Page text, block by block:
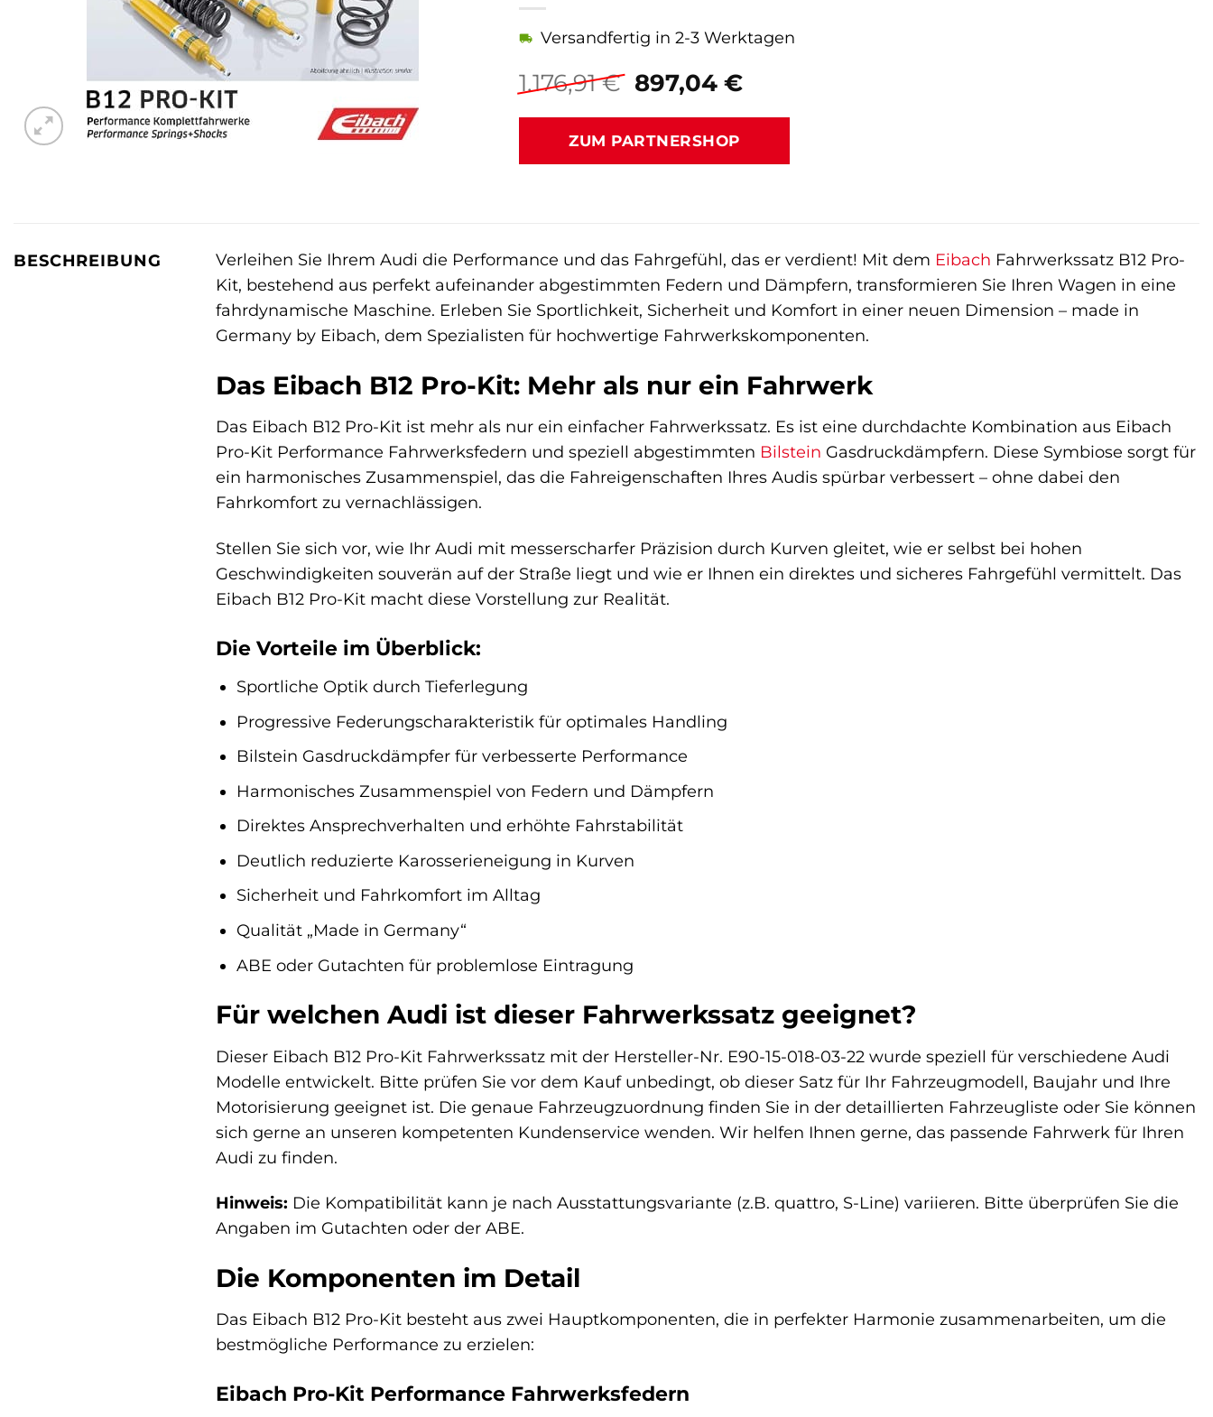
1.176,91€ Ursprünglicher
war:
1.176,91 €
897,04 €Aktueller
Versandfertig in 2-3 Werktagen
ZUM PARTNERSHOP
BESCHREIBUNG Verleihen Sie Ihrem Audi die Performance und das Fahrgefühl, das er verdient! Mit dem Eibach Fahrwerkssatz B12 Pro-
Kit, bestehend aus perfekt aufeinander abgestimmten Federn und Dämpfern, transformieren Sie Ihren Wagen in eine
fahrdynamische Maschine. Erleben Sie Sportlichkeit, Sicherheit und Komfort in einer neuen Dimension – made in
Germany by Eibach, dem Spezialisten für hochwertige Fahrwerkskomponenten.
Das Eibach B12 Pro-Kit: Mehr als nur ein Fahrwerk
Das Eibach B12 Pro-Kit ist mehr als nur ein einfacher Fahrwerkssatz. Es ist eine durchdachte Kombination aus Eibach
Pro-Kit Performance Fahrwerksfedern und speziell abgestimmten Bilstein Gasdruckdämpfern. Diese Symbiose sorgt für
ein harmonisches Zusammenspiel, das die Fahreigenschaften Ihres Audis spürbar verbessert – ohne dabei den
Fahrkomfort zu vernachlässigen.
Stellen Sie sich vor, wie Ihr Audi mit messerscharfer Präzision durch Kurven gleitet, wie er selbst bei hohen
Geschwindigkeiten souverän auf der Straße liegt und wie er Ihnen ein direktes und sicheres Fahrgefühl vermittelt. Das
Eibach B12 Pro-Kit macht diese Vorstellung zur Realität.
Die Vorteile im Überblick:
Sportliche Optik durch Tieferlegung
Progressive Federungscharakteristik für optimales Handling
Bilstein Gasdruckdämpfer für verbesserte Performance
Harmonisches Zusammenspiel von Federn und Dämpfern
Direktes Ansprechverhalten und erhöhte Fahrstabilität
Deutlich reduzierte Karosserieneigung in Kurven
Sicherheit und Fahrkomfort im Alltag
Qualität „Made in Germany“
ABE oder Gutachten für problemlose Eintragung
Für welchen Audi ist dieser Fahrwerkssatz geeignet?
Dieser Eibach B12 Pro-Kit Fahrwerkssatz mit der Hersteller-Nr. E90-15-018-03-22 wurde speziell für verschiedene Audi
Modelle entwickelt. Bitte prüfen Sie vor dem Kauf unbedingt, ob dieser Satz für Ihr Fahrzeugmodell, Baujahr und Ihre
Motorisierung geeignet ist. Die genaue Fahrzeugzuordnung finden Sie in der detaillierten Fahrzeugliste oder Sie können
sich gerne an unseren kompetenten Kundenservice wenden. Wir helfen Ihnen gerne, das passende Fahrwerk für Ihren
Audi zu finden.
Hinweis: Die Kompatibilität kann je nach Ausstattungsvariante (z.B. quattro, S-Line) variieren. Bitte überprüfen Sie die
Angaben im Gutachten oder der ABE.
Die Komponenten im Detail
Das Eibach B12 Pro-Kit besteht aus zwei Hauptkomponenten, die in perfekter Harmonie zusammenarbeiten, um die
bestmögliche Performance zu erzielen:
Eibach Pro-Kit Performance Fahrwerksfedern